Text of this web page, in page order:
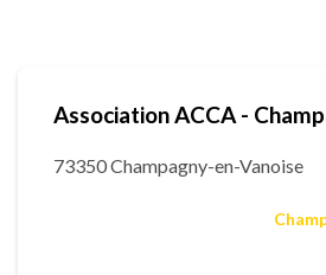
Association ACCA -
73350 Champagny-en-Vanoise